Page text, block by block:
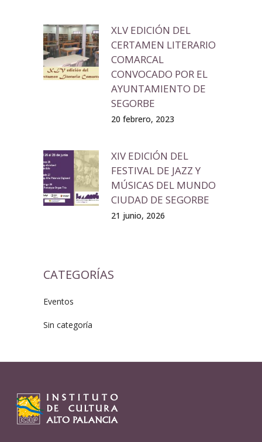
XLV EDICIÓN DEL
CERTAMEN LITERARIO
COMARCAL
CONVOCADO POR EL
AYUNTAMIENTO DE
SEGORBE
20 febrero, 2023
XIV EDICIÓN DEL
FESTIVAL DE JAZZ Y
MÚSICAS DEL MUNDO
CIUDAD DE SEGORBE
21 junio, 2026
CATEGORÍAS
Eventos
Sin categoría